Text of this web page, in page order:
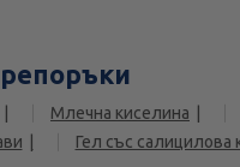
Млечна киселина
Гел със салицилова